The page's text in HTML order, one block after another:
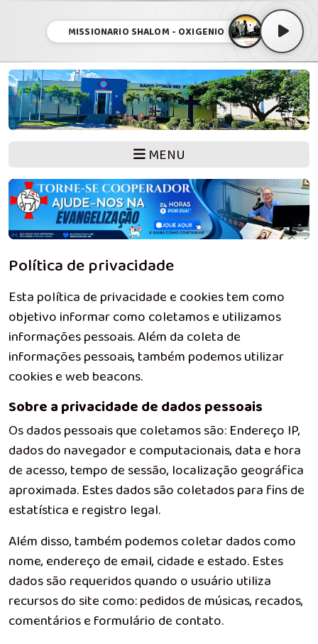
MISSIONARIO SHALOM - OXIGENIO
MENU
Política de privacidade
Esta política de privacidade e cookies tem como
objetivo informar como coletamos e utilizamos
informações pessoais. Além da coleta de
informações pessoais, também podemos utilizar
cookies e web beacons.
Sobre a privacidade de dados pessoais
Os dados pessoais que coletamos são: Endereço IP,
dados do navegador e computacionais, data e hora
de acesso, tempo de sessão, localização geográfica
aproximada. Estes dados são coletados para fins de
estatística e registro legal.
Além disso, também podemos coletar dados como
nome, endereço de email, cidade e estado. Estes
dados são requeridos quando o usuário utiliza
recursos do site como: pedidos de músicas, recados,
comentários e formulário de contato.